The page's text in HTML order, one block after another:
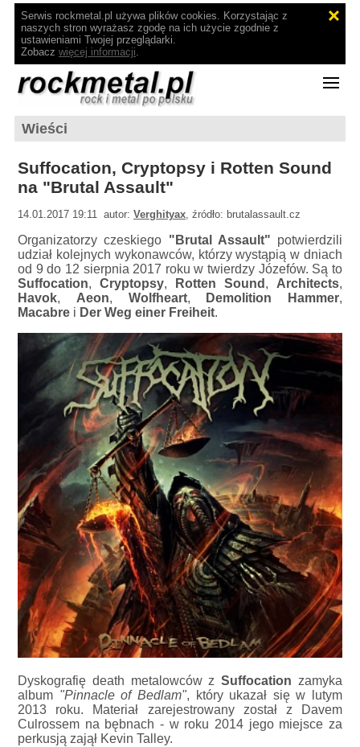
Serwis rockmetal.pl używa plików cookies. Korzystając z
naszych stron wyrażasz zgodę na ich użycie zgodnie z
ustawieniami Twojej przeglądarki.
Zobacz więcej informacji.
Wieści
Suffocation, Cryptopsy i Rotten Sound
na "Brutal Assault"
14.01.2017 19:11 autor:Verghityax, źródło: brutalassault.cz
Organizatorzy czeskiego "Brutal Assault" potwierdzili
udział kolejnych wykonawców, którzy wystąpią w dniach
od 9 do 12 sierpnia 2017 roku w twierdzy Józefów. Są to
Suffocation,Cryptopsy, Rotten Sound , Architects,
Havok, Aeon, Wolfheart, Demolition Hammer,
Macabre i Der Weg einer Freiheit.
Dyskografię death metalowców zSuffocation zamyka
album "Pinnacle of Bedlam", który ukazał się w lutym
2013 roku. Materiał zarejestrowany został z Davem
Culrossem na bębnach - w roku 2014 jego miejsce za
perkusją zajął Kevin Talley.